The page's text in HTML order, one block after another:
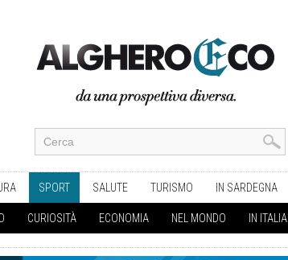
SPORT SALUTE TURISMO IN SARDEGNA
CURIOSITÀ ECONOMIA NEL MONDO IN ITALIA